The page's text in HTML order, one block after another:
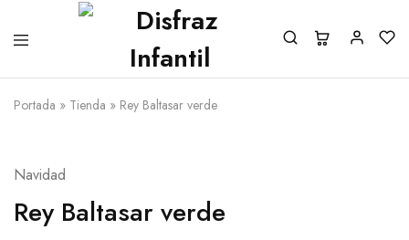
Portada » Tienda » Rey Baltasar verde
Navidad
Rey Baltasar verde